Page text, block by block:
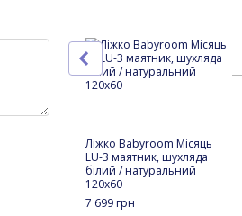
Ліжко Babyroom Місяць
LU-3 маятник, шухляда
білий / натуральний
120x60
7 699 грн